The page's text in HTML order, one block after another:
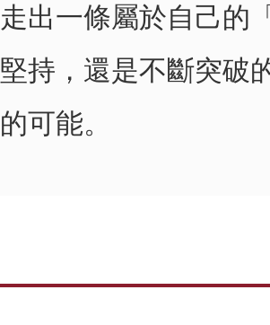
走出一條屬於自己的
堅持，還是不斷突破
的可能。